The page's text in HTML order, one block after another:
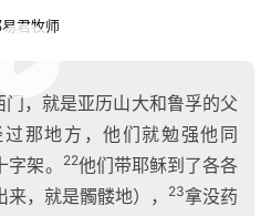
君牧师
，就是亚历山大和鲁孚的父
那地方，他们就勉强他同
架。
22他们带耶稣到了各各
，就是髑髅地），
23拿没药